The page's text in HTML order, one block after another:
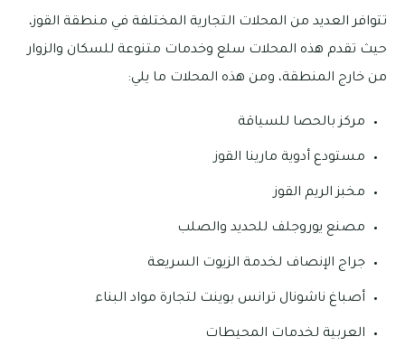
تتوافر العديد من المحلات التجارية المختلفة في منطقة القوز،
حيث تقدم هذه المحلات سلع وخدمات متنوعة للسكان والزوار
من خارج المنطقة، ومن هذه المحلات ما يلي:
مركز بالحصا للسياقة
مستودع أدوية مارينا القوز
مخبز الريم القوز
مصنع يوروجلف للحديد والصلب
جراج الإنصاف لخدمة الزيوت السريعة
أصباغ ناشونال ترانس بوينت لتجارة مواد البناء
العربية لخدمات المحيطات